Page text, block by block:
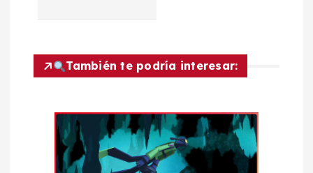
e
También te podría interesar: